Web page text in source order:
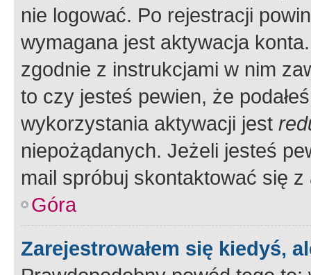
nie logować. Po rejestracji
wymagana jest aktywacja
zgodnie z instrukcjami w nim
to czy jesteś pewien, że
wykorzystania aktywacji jest
niepożądanych. Jeżeli jesteś
mail spróbuj skontaktować się
Góra
Zarejestrowałem się kiedyś,